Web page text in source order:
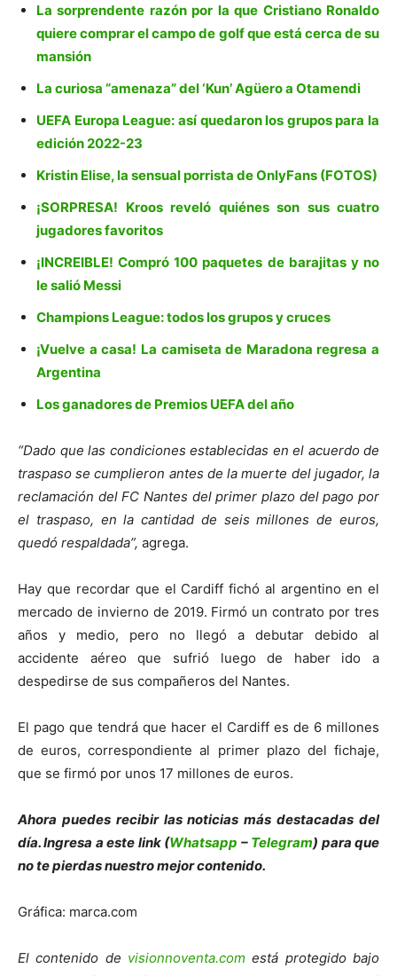
La sorprendente razón por la que Cristiano Ronaldo
quiere comprar el campo de golf que está cerca de su
mansión
La curiosa “amenaza” del ‘Kun’ Agüero a Otamendi
UEFA Europa League: así quedaron los grupos para la
edición 2022-23
Kristin Elise, la sensual porrista de OnlyFans (FOTOS)
¡SORPRESA! Kroos reveló quiénes son sus cuatro
jugadores favoritos
¡INCREIBLE! Compró 100 paquetes de barajitas y no
le salió Messi
Champions League: todos los grupos y cruces
¡Vuelve a casa! La camiseta de Maradona regresa a
Argentina
Los ganadores de Premios UEFA del año
“Dado que las condiciones establecidas en el acuerdo de
traspaso se cumplieron antes de la muerte del jugador, la
reclamación del FC Nantes del primer plazo del pago por
el traspaso, en la cantidad de seis millones de euros,
quedó respaldada”, agrega.
Hay que recordar que el Cardiff fichó al argentino en el
mercado de invierno de 2019. Firmó un contrato por tres
años y medio, pero no llegó a debutar debido al
accidente aéreo que sufrió luego de haber ido a
despedirse de sus compañeros del Nantes.
El pago que tendrá que hacer el Cardiff es de 6 millones
de euros, correspondiente al primer plazo del fichaje,
que se firmó por unos 17 millones de euros.
Ahora puedes recibir las noticias más destacadas del
día. Ingresa a este link (Whatsapp – Telegram) para que
no te pierdas nuestro mejor contenido.
Gráfica: marca.com
El contenido de visionnoventa.com está protegido bajo